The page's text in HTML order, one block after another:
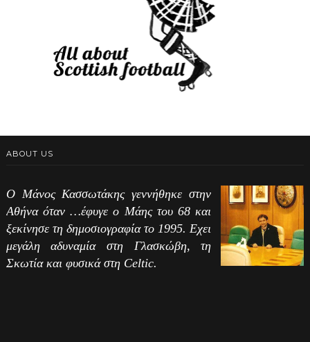
ABOUT US
Ο Μάνος Κασσωτάκης γεννήθηκε στην
Αθήνα όταν …έφυγε ο Μάης του 68 και
ξεκίνησε τη δημοσιογραφία το 1995. Εχει
μεγάλη αδυναμία στη Γλασκώβη, τη
Σκωτία και φυσικά στη Celtic.